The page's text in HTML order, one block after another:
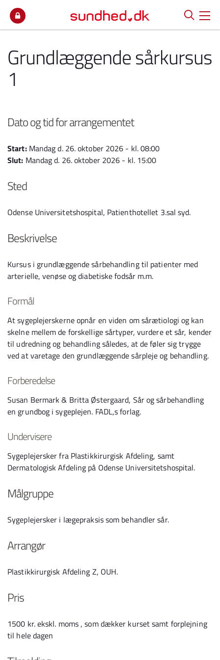
Grundlæggende sårkursus
1
Dato og tid for arrangementet
Start: Mandag d. 26. oktober 2026 - kl. 08:00
Slut: Mandag d. 26. oktober 2026 - kl. 15:00
Sted
Odense Universitetshospital, Patienthotellet 3.sal syd.
Beskrivelse
Kursus i grundlæggende sårbehandling til patienter med
arterielle, venøse og diabetiske fodsår m.m.
Formål
At sygeplejerskerne opnår en viden om sårætiologi og kan
skelne mellem de forskellige sårtyper, vurdere et sår, kender
til udredning og behandling således, at de føler sig trygge
ved at varetage den grundlæggende sårpleje og behandling.
Forberedelse
Susan Bermark & Britta Østergaard, Sår og sårbehandling
en grundbog i sygeplejen. FADL,s forlag.
Undervisere
Sygeplejersker fra Plastikkirurgisk Afdeling, samt
Dermatologisk Afdeling på Odense Universitetshospital.
Målgruppe
Sygeplejersker i lægepraksis som behandler sår.
Arrangør
Plastikkirurgisk Afdeling Z, OUH.
Pris
1500 kr. ekskl. moms , som dækker kurset samt forplejning
til hele dagen